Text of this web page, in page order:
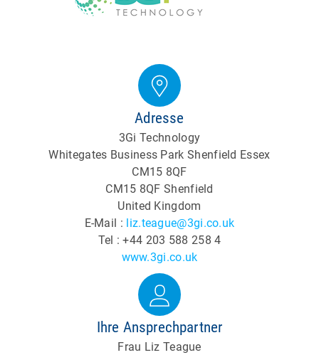
Adresse
3Gi Technology
Whitegates Business Park Shenfield Essex
CM15 8QF
CM15 8QF Shenfield
United Kingdom
E-Mail : liz.teague@3gi.co.uk
Tel : +44 203 588 258 4
www.3gi.co.uk
Ihre Ansprechpartner
Frau Liz Teague